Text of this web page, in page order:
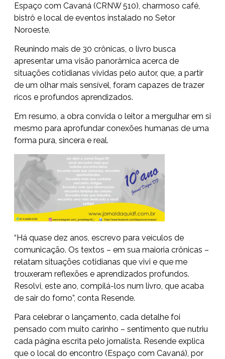
Espaço com Cavaná (CRNW 510), charmoso café,
bistrô e local de eventos instalado no Setor
Noroeste.
Reunindo mais de 30 crônicas, o livro busca
apresentar uma visão panorâmica acerca de
situações cotidianas vividas pelo autor, que, a partir
de um olhar mais sensível, foram capazes de trazer
ricos e profundos aprendizados.
Em resumo, a obra convida o leitor a mergulhar em si
mesmo para aprofundar conexões humanas de uma
forma pura, sincera e real.
“Há quase dez anos, escrevo para veículos de
comunicação. Os textos – em sua maioria crônicas –
relatam situações cotidianas que vivi e que me
trouxeram reflexões e aprendizados profundos.
Resolvi, este ano, compilá-los num livro, que acaba
de sair do forno”, conta Resende.
Para celebrar o lançamento, cada detalhe foi
pensado com muito carinho – sentimento que nutriu
cada página escrita pelo jornalista. Resende explica
que o local do encontro (Espaço com Cavaná), por